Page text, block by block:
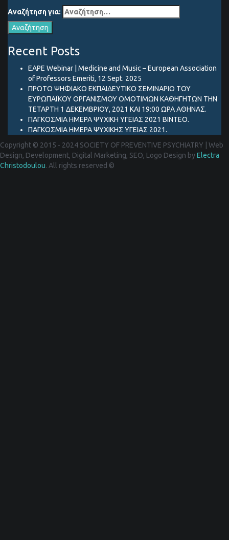
Αναζήτηση για:
Recent Posts
EAPE Webinar | Medicine and Music – European Association
of Professors Emeriti, 12 Sept. 2025
ΠΡΩΤΟ ΨΗΦΙΑΚΟ ΕΚΠΑΙΔΕΥΤΙΚΟ ΣΕΜΙΝΑΡΙΟ ΤΟΥ
ΕΥΡΩΠΑΪΚΟΥ ΟΡΓΑΝΙΣΜΟΥ ΟΜΟΤΙΜΩΝ ΚΑΘΗΓΗΤΩΝ ΤΗΝ
ΤΕΤΑΡΤΗ 1 ΔΕΚΕΜΒΡΙΟΥ, 2021 ΚΑΙ 19:00 ΩΡΑ ΑΘΗΝΑΣ.
ΠΑΓΚΟΣΜΙΑ ΗΜΕΡΑ ΨΥΧΙΚΗ ΥΓΕΙΑΣ 2021 ΒΙΝΤΕΟ.
ΠΑΓΚΟΣΜΙΑ ΗΜΕΡΑ ΨΥΧΙΚΗΣ ΥΓΕΙΑΣ 2021.
Copyright © 2015 - 2024 SOCIETY OF PREVENTIVE PSYCHIATRY
Web
Design, Development, Digital Marketing, SEO, Logo Design byElectra
Christodoulou. All rights reserved ©